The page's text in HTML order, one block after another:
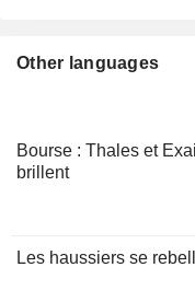
Other languages
Bourse : Thales et
brillent
Les haussiers se